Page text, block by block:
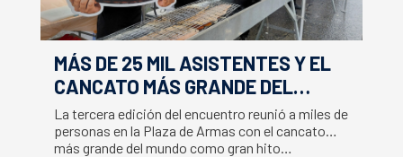
MÁS DE 25 MIL ASISTENTES Y EL
CANCATO MÁS GRANDE DEL
MUNDO MARCAN EXITOSO CIERRE
DE LA SEMANA DEL SALMÓN
La tercera edición del encuentro reunió a miles de
personas en la Plaza de Armas con el cancato
más grande del mundo como gran hito…